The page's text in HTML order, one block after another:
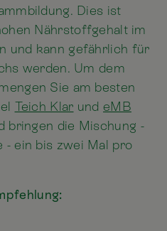
Dies ist
Nährstoffgehalt im
und kann gefährlich für
werden. Um dem
Sie am besten
Teich Klar undeMB
bringen die Mischung -
- ein bis zwei Mal pro